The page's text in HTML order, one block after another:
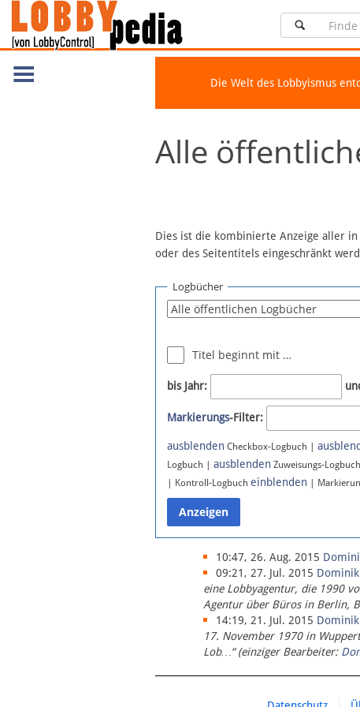
Die Welt des Lobbyismus
Alle
Dies ist die kombinierte Anzeige aller in
oder des Seitentitels eingeschränkt
Logbücher
Titel beginnt mit …
bis Jahr:
Markierungs-Filter:
ausblenden Checkbox-Logbuch |
Logbuch | ausblenden Zuweisungs-
| Kontroll-Logbuch einblenden |
10:47, 26. Aug. 2015
09:21, 27. Jul. 2015
eine Lobbyagentur, die 1990
Agentur über Büros in Berlin,
14:19, 21. Jul. 2015
17. November 1970 in
Lob…“ (einziger Bearbeiter: